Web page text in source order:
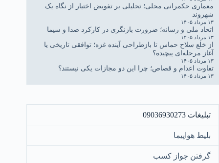
معماری حکمرانی محلی؛ تحلیلی بر تفویض اختیار از نگاه یک
شهروند
۱۳ مرداد ۱۴۰۵
اتحاد ملی و رسانه؛ ضرورت بازنگری در کارکرد صدا و سیما
۱۳ مرداد ۱۴۰۵
از خلع سلاح حماس تا بازطراحی آینده غزه؛ توافقی تاریخی یا
آغاز مرحله‌ای پیچیده؟
۱۳ مرداد ۱۴۰۵
تفاوت اعدام و قصاص؛ چرا این دو مجازات یکی نیستند؟
۱۳ مرداد ۱۴۰۵
تبلیغات 09036930273
بلیط هواپیما
گرفتن جواز کسب